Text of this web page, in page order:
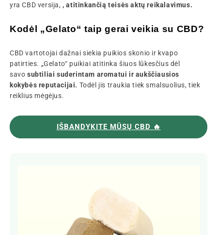
yra CBD versija, , atitinkančią teisės aktų reikalavimus.
Kodėl „Gelato“ taip gerai veikia su CBD?
CBD vartotojai dažnai siekia puikios skonio ir kvapo
patirties. „Gelato“ puikiai atitinka šiuos lūkesčius dėl
savo subtiliai suderintam aromatui ir aukščiausios
kokybės reputacijai. Todėl jis traukia tiek smalsuolius, tiek
reiklius mėgėjus.
IŠBANDYKITE MŪSŲ CBD 🔥